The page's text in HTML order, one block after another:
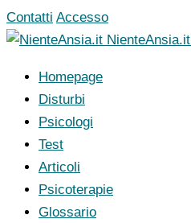
Vai
al
Contatti Accesso
NienteAnsia.it
Homepage
Disturbi
Psicologi
Test
Articoli
Psicoterapie
Glossario